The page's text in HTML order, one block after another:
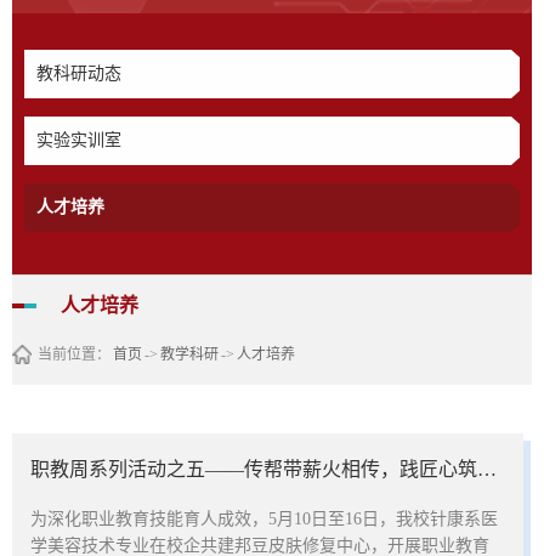
教科研动态
实验实训室
人才培养
人才培养
当前位置： 首页 -> 教学科研-> 人才培养
职教周系列活动之五——传帮带薪火相传，践匠心筑梦医美
为深化职业教育技能育人成效，5月10日至16日，我校针康系医
学美容技术专业在校企共建邦豆皮肤修复中心，开展职业教育